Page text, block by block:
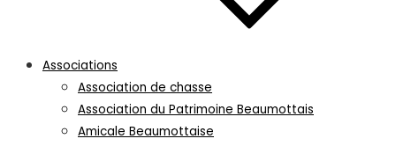
Associations
Association de chasse
Association du Patrimoine Beaumottais
Amicale Beaumottaise